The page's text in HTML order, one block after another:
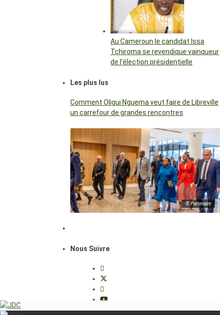
Au Cameroun le candidat Issa
Tchiroma se revendique vainqueur
de l’élection présidentielle
Les plus lus
Comment Oligui Nguema veut faire de Libreville
un carrefour de grandes rencontres
© Partenaire
Nous Suivre